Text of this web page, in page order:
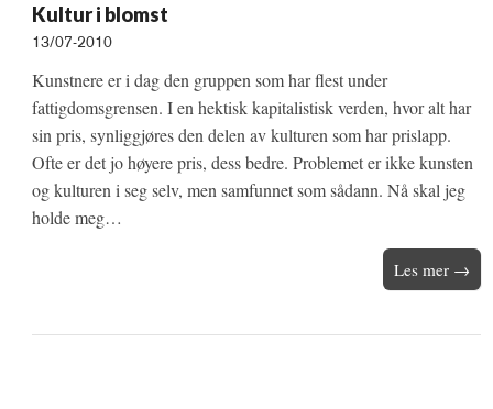
Kultur i blomst
13/07-2010
Kunstnere er i dag den gruppen som har flest under
fattigdomsgrensen. I en hektisk kapitalistisk verden, hvor alt har
sin pris, synliggjøres den delen av kulturen som har prislapp.
Ofte er det jo høyere pris, dess bedre. Problemet er ikke kunsten
og kulturen i seg selv, men samfunnet som sådann. Nå skal jeg
holde meg…
Les mer →